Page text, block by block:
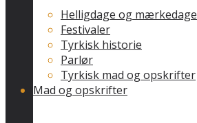
Helligdage og mærkedage
Festivaler
Tyrkisk historie
Parlør
Tyrkisk mad og opskrifter
Mad og opskrifter